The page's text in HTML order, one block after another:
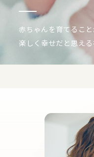
赤ちゃんを育てるこ
楽しく幸せだと思える